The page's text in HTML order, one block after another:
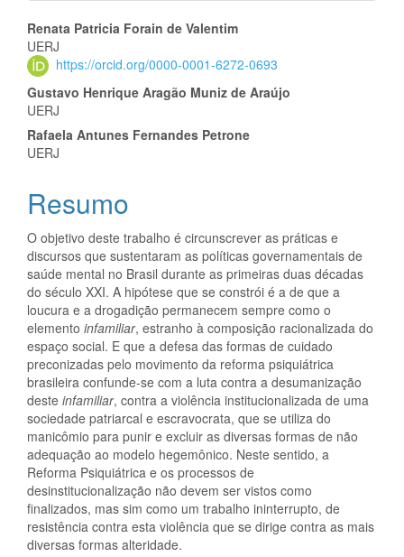
Conteúdo
do
artigo
principal
Renata Patricia Forain de Valentim
UERJ
https://orcid.org/0000-0001-6272-0693
Gustavo Henrique Aragão Muniz de Araújo
UERJ
Rafaela Antunes Fernandes Petrone
UERJ
Resumo
O objetivo deste trabalho é circunscrever as práticas e
discursos que sustentaram as políticas governamentais de
saúde mental no Brasil durante as primeiras duas décadas
do século XXI. A hipótese que se constrói é a de que a
loucura e a drogadição permanecem sempre como o
elemento infamiliar, estranho à composição racionalizada do
espaço social. E que a defesa das formas de cuidado
preconizadas pelo movimento da reforma psiquiátrica
brasileira confunde-se com a luta contra a desumanização
deste infamiliar, contra a violência institucionalizada de uma
sociedade patriarcal e escravocrata, que se utiliza do
manicômio para punir e excluir as diversas formas de não
adequação ao modelo hegemônico. Neste sentido, a
Reforma Psiquiátrica e os processos de
desinstitucionalização não devem ser vistos como
finalizados, mas sim como um trabalho ininterrupto, de
resistência contra esta violência que se dirige contra as mais
diversas formas alteridade.